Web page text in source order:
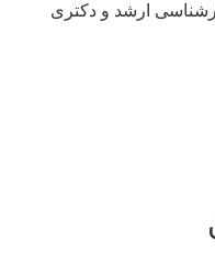
ارشد و دکتری